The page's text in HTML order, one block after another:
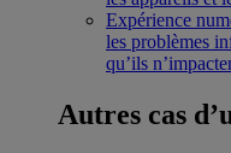
Expérience
les problèmes
qu’ils
Autres cas